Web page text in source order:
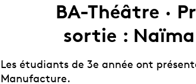
BA-Théâtre ·
sortie :
Les étudiants de 3e année ont
Manufacture.